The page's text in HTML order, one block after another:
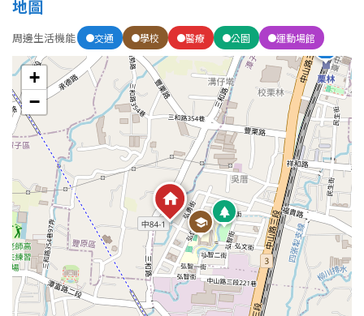
不拘
5 年以下
5-10 年 10-20 年
20-30 年 30-40 年
40 年以上
售價
地圖
周邊生活機能 交通 學校 醫療 公園 運動場館
+
−